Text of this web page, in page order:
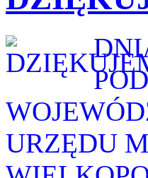
URZĘDU